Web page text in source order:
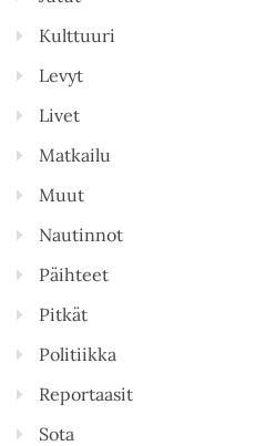
Kulttuuri
Levyt
Livet
Matkailu
Muut
Nautinnot
Päihteet
Pitkät
Politiikka
Reportaasit
Sota